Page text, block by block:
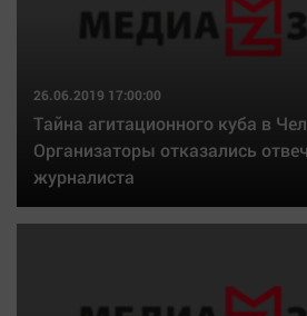
26.06.2019 17:00:00
Тайна агитационного куба в
Организаторы отказались
журналиста